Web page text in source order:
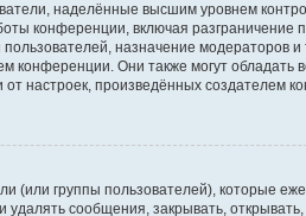
наделённые высшим уровнем
конференции, включая разграничение
назначение модераторов и
конференции. Они также могут обладать
от настроек, произведённых создателем
(или группы пользователей), которые
удалять сообщения, закрывать,